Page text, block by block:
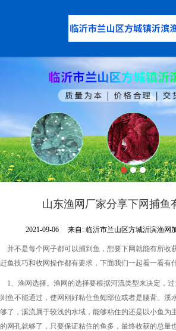
产品展示 新闻动态 图库展示 公司介绍
山东渔网厂家分享下网捕鱼
2021-09-06 来自: 临沂市兰山区方城沂滨渔网
并不是每个网子都可以捕到鱼，想要下网就能有所收
赶鱼技巧和收网操作都有要求，下面我们一起看一看有
1、渔网选择。渔网的选择要根据河流类型来决定，
则鱼不能通过，使网刚好粘住鱼鳃部位或者是腰背。溪
够了，溪流属于较浅的水域，能够粘住的还是以小鱼为
的网孔就够了，只要保证粘住的鱼多，最终收获的总量